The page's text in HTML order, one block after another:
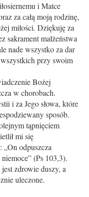
i Matce
za całą moją rodzinę,
miłości. Dziękuję za
sakrament małżeństwa
nade wszystko za dar
przy swoim
Bożej
w chorobach.
i za Jego słowa, które
sposób.
tąpnięciem
mi się
„On odpuszcza
(Ps 103,3).
zdrowie duszy, a
uleczone.